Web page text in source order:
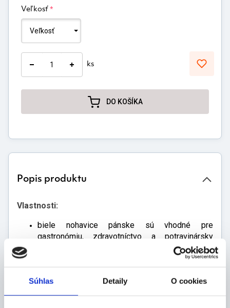
Súhlas Detaily O cookies
Veľkosť *
ks
DO KOŠÍKA
Popis produktu
Vlastnosti:
biele nohavice pánske sú vhodné pre
gastronómiu, zdravotníctvo a potravinársky
zapínanie vpredu na gombíky, vzadu s
možnosťou zúženia
vysoký pás zabezpečuje komfort pri nosení
nohavice majú po bokoch hlboké vrecká